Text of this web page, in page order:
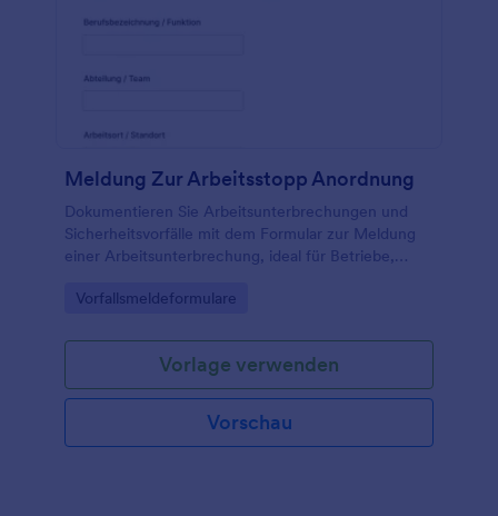
Meldung Zur Arbeitsstopp Anordnung
Dokumentieren Sie Arbeitsunterbrechungen und
Sicherheitsvorfälle mit dem Formular zur Meldung
einer Arbeitsunterbrechung, ideal für Betriebe,
und Formularantworten zentral zu verwalten.
Go to Category:
Vorfallsmeldeformulare
Vorlage verwenden
Vorschau